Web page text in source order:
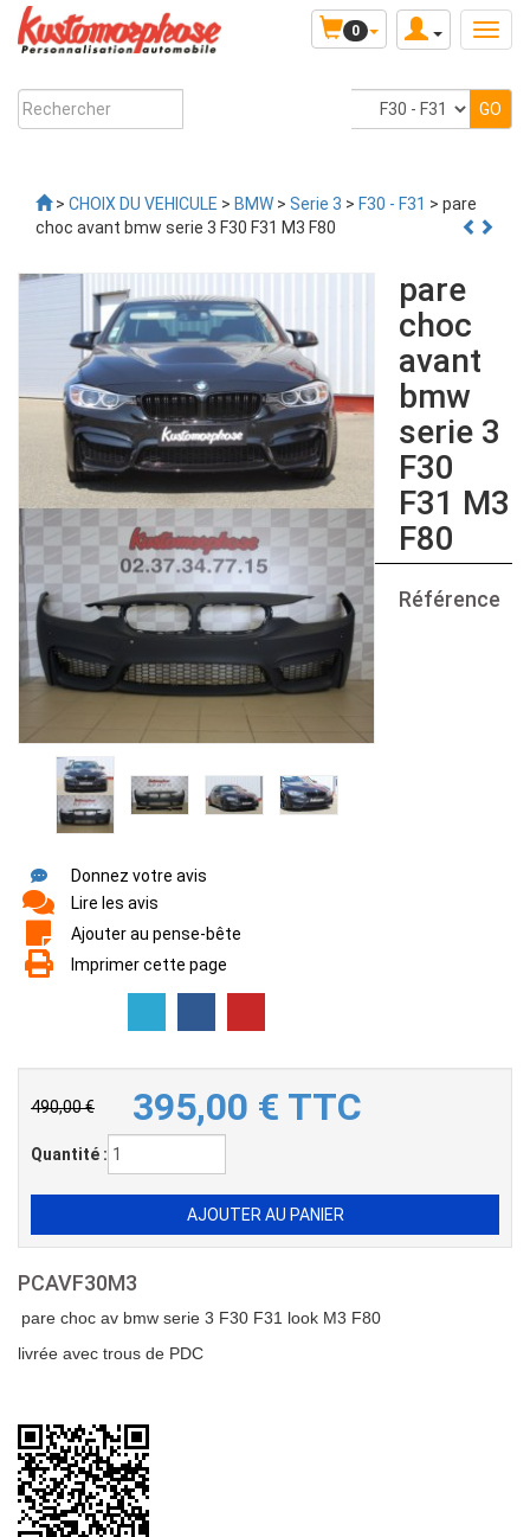
0
> CHOIX DU VEHICULE > BMW > Serie 3 > F30 - F31 > pare
choc avant bmw serie 3 F30 F31 M3 F80
Donnez votre avis
Lire les avis
Ajouter au pense-bête
Imprimer cette page
pare
choc
avant
bmw
serie 3
F30
F31 M3
F80
490,00 € 395,00 € TTC
Quantité :
Référence
PCAVF30M3
pare choc av bmw serie 3 F30 F31 look M3 F80
livrée avec trous de PDC